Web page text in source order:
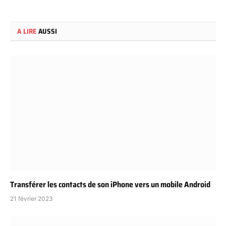
A LIREAUSSI
Transférer les contacts de son iPhone vers un mobile Android
21 février 2023